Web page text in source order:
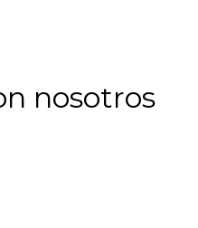
nosotros